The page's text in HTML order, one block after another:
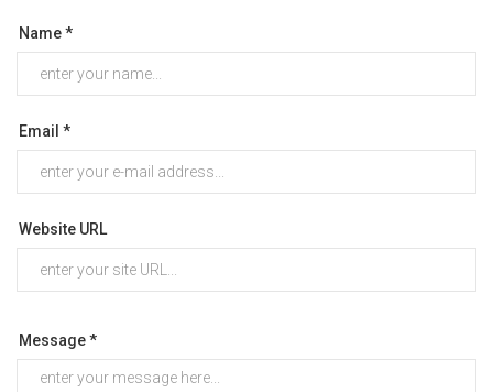
Name *
Email *
Website URL
Message *